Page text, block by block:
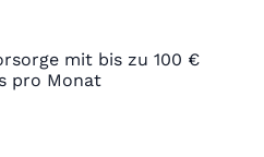
mit bis zu 100 €
pro Monat